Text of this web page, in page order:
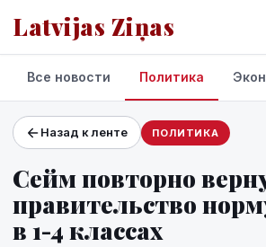
Latvijas Ziņas
Проекты и сервисы
Прогноз погоды
Все новости Политика
Назад к ленте ПОЛИТИКА
Сейм повторно
правительство
в 1-4 классах